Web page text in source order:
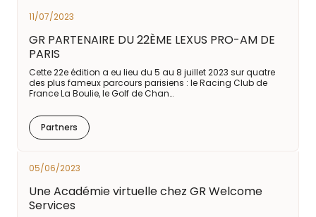
11/07/2023
GR PARTENAIRE DU 22ÈME LEXUS PRO-AM DE
PARIS
Cette 22e édition a eu lieu du 5 au 8 juillet 2023 sur quatre
des plus fameux parcours parisiens : le Racing Club de
France La Boulie, le Golf de Chan…
Partners
05/06/2023
Une Académie virtuelle chez GR Welcome
Services